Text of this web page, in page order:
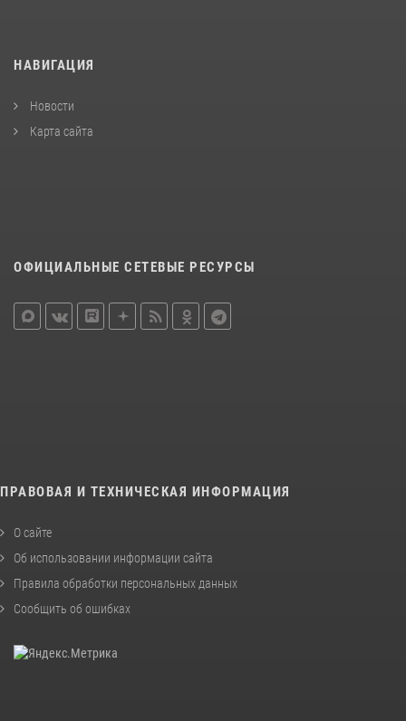
НАВИГАЦИЯ
Новости
Карта сайта
ОФИЦИАЛЬНЫЕ СЕТЕВЫЕ РЕСУРСЫ
ПРАВОВАЯ И ТЕХНИЧЕСКАЯ ИНФОРМАЦИЯ
О сайте
Об использовании информации сайта
Правила обработки персональных данных
Сообщить об ошибках